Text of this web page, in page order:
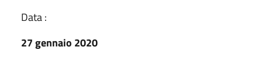
Data :
27 gennaio 2020